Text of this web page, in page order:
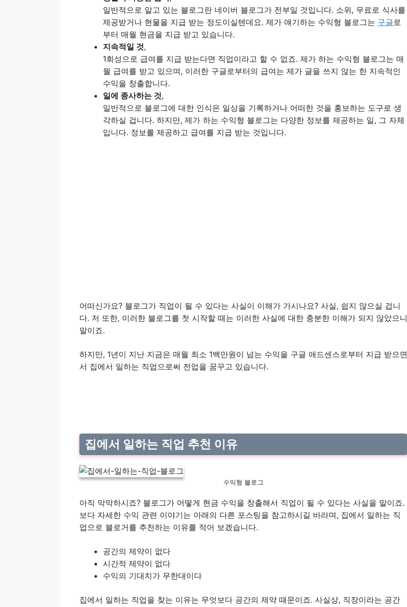
일반적으로 알고 있는 블로그란 네이버 블로그가 전부일 것입니다. 소위, 무료로 식사를
제공받거나 현물을 지급 받는 정도이실텐데요. 제가 얘기하는 수익형 블로그는  구글로
부터 매월 현금을 지급 받고 있습니다.
지속적일 것,
1회성으로 급여를 지급 받는다면 직업이라고 할 수 없죠. 제가 하는 수익형 블로그는 매
월 급여를 받고 있으며, 이러한 구글로부터의 급여는 제가 글을 쓰지 않는 한 지속적인
수익을 창출합니다.
일에 종사하는 것,
일반적으로 블로그에 대한 인식은 일상을 기록하거나 어떠한 것을 홍보하는 도구로 생
각하실 겁니다. 하지만, 제가 하는 수익형 블로그는 다양한 정보를 제공하는 일, 그 자체
입니다. 정보를 제공하고 급여를 지급 받는 것입니다.
어떠신가요? 블로그가 직업이 될 수 있다는 사실이 이해가 가시나요? 사실, 쉽지 않으실 겁니
다. 저 또한, 이러한 블로그를 첫 시작할 때는 이러한 사실에 대한 충분한 이해가 되지 않았으니
말이죠.
하지만, 1년이 지난 지금은 매월 최소 1백만원이 넘는 수익을 구글 애드센스로부터 지급 받으면
서 집에서 일하는 직업으로써 전업을 꿈꾸고 있습니다.
집에서 일하는 직업 추천 이유
수익형 블로그
아직 막막하시죠? 블로그가 어떻게 현금 수익을 창출해서 직업이 될 수 있다는 사실을 말이죠.
보다 자세한 수익 관련 이야기는 아래의 다른 포스팅을 참고하시길 바라며, 집에서 일하는 직
업으로 블로거를 추천하는 이유를 적어 보겠습니다.
공간의 제약이 없다
시간적 제약이 없다
수익의 기대치가 무한대이다
집에서 일하는 직업을 찾는 이유는 무엇보다 공간의 제약 때문이죠. 사실상, 직장이라는 공간